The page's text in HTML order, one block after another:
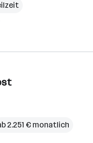
2.251 € monatlich